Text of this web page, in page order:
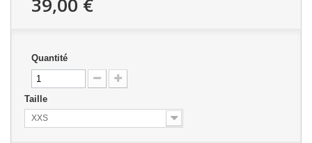
Quantité
Taille
XXS